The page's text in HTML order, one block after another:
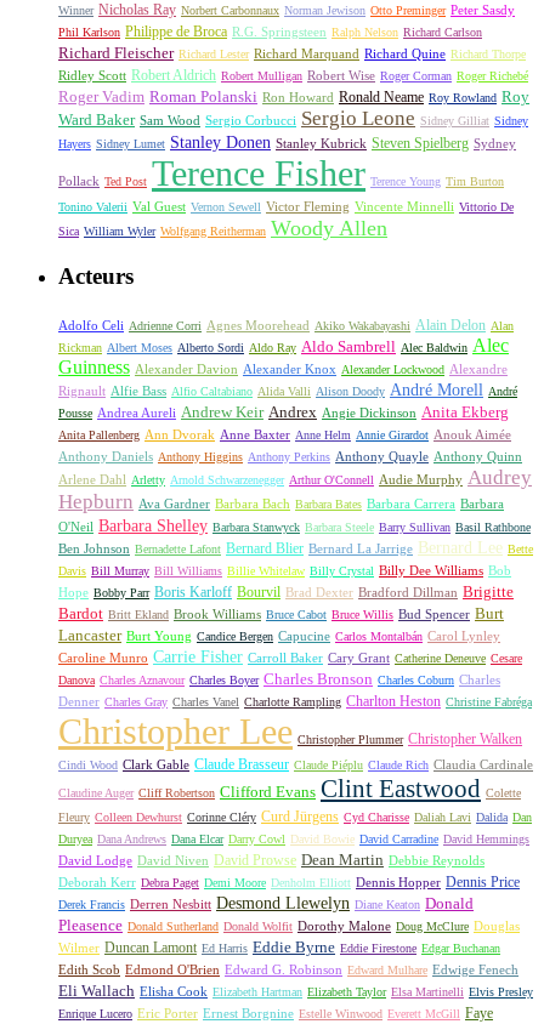
Winner Nicholas Ray Norbert Carbonnaux Norman Jewison Otto Preminger Peter Sasdy
Phil Karlson Philippe de Broca R.G. Springsteen Ralph Nelson Richard Carlson
Richard Fleischer Richard Lester Richard Marquand Richard Quine Richard Thorpe
Ridley Scott Robert Aldrich Robert Mulligan Robert Wise Roger Corman Roger Richebé
Roger Vadim Roman Polanski Ron Howard Ronald Neame Roy Rowland Roy
Ward Baker Sam Wood Sergio Corbucci Sergio Leone Sidney Gilliat Sidney
Hayers Sidney Lumet Stanley Donen Stanley Kubrick Steven Spielberg Sydney
Pollack Ted Post Terence Fisher Terence Young Tim Burton
Tonino Valerii Val Guest Vernon Sewell Victor Fleming Vincente Minnelli Vittorio De
Sica William Wyler Wolfgang Reitherman Woody Allen
Acteurs
Adolfo Celi Adrienne Corri Agnes Moorehead Akiko Wakabayashi Alain Delon Alan
Rickman Albert Moses Alberto Sordi Aldo Ray Aldo Sambrell Alec Baldwin Alec
Guinness Alexander Davion Alexander Knox Alexander Lockwood Alexandre
Rignault Alfie Bass Alfio Caltabiano Alida Valli Alison Doody André Morell André
Pousse Andrea Aureli Andrew Keir Andrex Angie Dickinson Anita Ekberg
Anita Pallenberg Ann Dvorak Anne Baxter Anne Helm Annie Girardot Anouk Aimée
Anthony Daniels Anthony Higgins Anthony Perkins Anthony Quayle Anthony Quinn
Arlene Dahl Arletty Arnold Schwarzenegger Arthur O'Connell Audie Murphy Audrey
Hepburn Ava Gardner Barbara Bach Barbara Bates Barbara Carrera Barbara
O'Neil Barbara Shelley Barbara Stanwyck Barbara Steele Barry Sullivan Basil Rathbone
Ben Johnson Bernadette Lafont Bernard Blier Bernard La Jarrige Bernard Lee Bette
Davis Bill Murray Bill Williams Billie Whitelaw Billy Crystal Billy Dee Williams Bob
Hope Bobby Parr Boris Karloff Bourvil Brad Dexter Bradford Dillman Brigitte
Bardot Britt Ekland Brook Williams Bruce Cabot Bruce Willis Bud Spencer Burt
Lancaster Burt Young Candice Bergen Capucine Carlos Montalbán Carol Lynley
Caroline Munro Carrie Fisher Carroll Baker Cary Grant Catherine Deneuve Cesare
Danova Charles Aznavour Charles Boyer Charles Bronson Charles Coburn Charles
Denner Charles Gray Charles Vanel Charlotte Rampling Charlton Heston Christine Fabréga
Christopher Lee Christopher Plummer Christopher Walken
Cindi Wood Clark Gable Claude Brasseur Claude Piéplu Claude Rich Claudia Cardinale
Claudine Auger Cliff Robertson Clifford Evans Clint Eastwood Colette
Fleury Colleen Dewhurst Corinne Cléry Curd Jürgens Cyd Charisse Daliah Lavi Dalida Dan
Duryea Dana Andrews Dana Elcar Darry Cowl David Bowie David Carradine David Hemmings
David Lodge David Niven David Prowse Dean Martin Debbie Reynolds
Deborah Kerr Debra Paget Demi Moore Denholm Elliott Dennis Hopper Dennis Price
Derek Francis Derren Nesbitt Desmond Llewelyn Diane Keaton Donald
Pleasence Donald Sutherland Donald Wolfit Dorothy Malone Doug McClure Douglas
Wilmer Duncan Lamont Ed Harris Eddie Byrne Eddie Firestone Edgar Buchanan
Edith Scob Edmond O'Brien Edward G. Robinson Edward Mulhare Edwige Fenech
Eli Wallach Elisha Cook Elizabeth Hartman Elizabeth Taylor Elsa Martinelli Elvis Presley
Enrique Lucero Eric Porter Ernest Borgnine Estelle Winwood Everett McGill Faye